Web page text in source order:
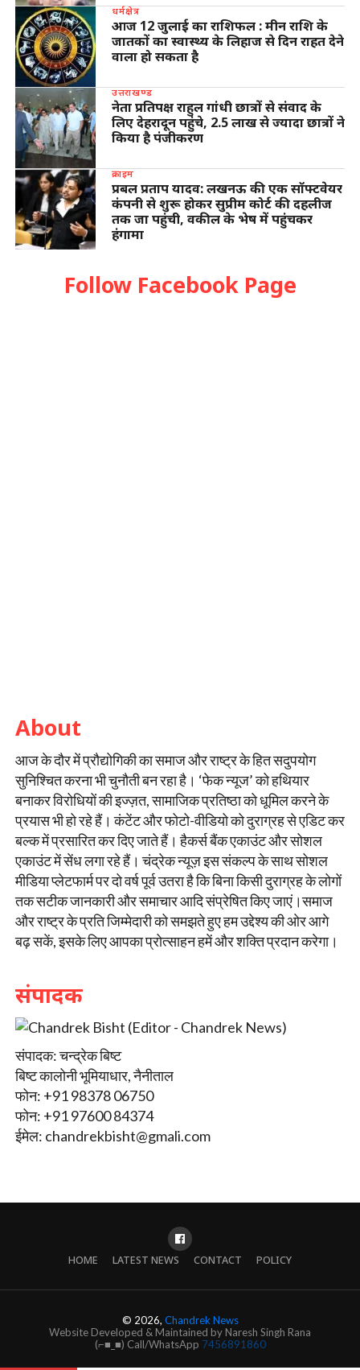
धर्मक्षेत्र
आज 12 जुलाई का राशिफल : मीन राशि के
जातकों का स्वास्थ्य के लिहाज से दिन राहत देने
वाला हो सकता है
उत्तराखण्ड
नेता प्रतिपक्ष राहुल गांधी छात्रों से संवाद के
लिए देहरादून पहुंचे, 2.5 लाख से ज्यादा छात्रों ने
किया है पंजीकरण
क्राइम
प्रबल प्रताप यादव: लखनऊ की एक सॉफ्टवेयर
कंपनी से शुरू होकर सुप्रीम कोर्ट की दहलीज
तक जा पहुंची, वकील के भेष में पहुंचकर
हंगामा
Follow Facebook Page
About
आज के दौर में प्रौद्योगिकी का समाज और राष्ट्र के हित सदुपयोग
सुनिश्चित करना भी चुनौती बन रहा है। ‘फेक न्यूज’ को हथियार
बनाकर विरोधियों की इज्ज़त, सामाजिक प्रतिष्ठा को धूमिल करने के
प्रयास भी हो रहे हैं। कंटेंट और फोटो-वीडियो को दुराग्रह से एडिट कर
बल्क में प्रसारित कर दिए जाते हैं। हैकर्स बैंक एकाउंट और सोशल
एकाउंट में सेंध लगा रहे हैं। चंद्रेक न्यूज़ इस संकल्प के साथ सोशल
मीडिया प्लेटफार्म पर दो वर्ष पूर्व उतरा है कि बिना किसी दुराग्रह के लोगों
तक सटीक जानकारी और समाचार आदि संप्रेषित किए जाएं।समाज
और राष्ट्र के प्रति जिम्मेदारी को समझते हुए हम उद्देश्य की ओर आगे
बढ़ सकें, इसके लिए आपका प्रोत्साहन हमें और शक्ति प्रदान करेगा।
संपादक
संपादक: चन्द्रेक बिष्ट
बिष्ट कालोनी भूमियाधार, नैनीताल
फोन: +91 98378 06750
फोन: +91 97600 84374
ईमेल: chandrekbisht@gmali.com
HOME LATEST NEWS CONTACT POLICY
© 2026, Chandrek News
Website Developed & Maintained by Naresh Singh Rana
(⌐■_■) Call/WhatsApp 7456891860